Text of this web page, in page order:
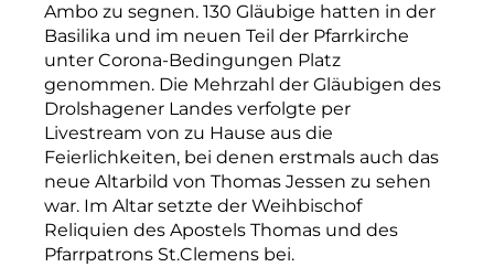
Ambo zu segnen. 130 Gläubige hatten in der
Basilika und im neuen Teil der Pfarrkirche
unter Corona-Bedingungen Platz
genommen. Die Mehrzahl der Gläubigen des
Drolshagener Landes verfolgte per
Livestream von zu Hause aus die
Feierlichkeiten, bei denen erstmals auch das
neue Altarbild von Thomas Jessen zu sehen
war. Im Altar setzte der Weihbischof
Reliquien des Apostels Thomas und des
Pfarrpatrons St.Clemens bei.